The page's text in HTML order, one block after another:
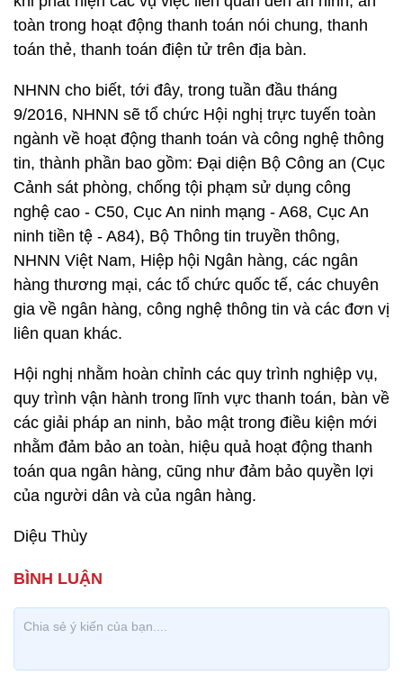
toàn trong hoạt động thanh toán nói chung, thanh
toán thẻ, thanh toán điện tử trên địa bàn.
NHNN cho biết, tới đây, trong tuần đầu tháng
9/2016, NHNN sẽ tổ chức Hội nghị trực tuyến toàn
ngành về hoạt động thanh toán và công nghệ thông
tin, thành phần bao gồm: Đại diện Bộ Công an (Cục
Cảnh sát phòng, chống tội phạm sử dụng công
nghệ cao - C50, Cục An ninh mạng - A68, Cục An
ninh tiền tệ - A84), Bộ Thông tin truyền thông,
NHNN Việt Nam, Hiệp hội Ngân hàng, các ngân
hàng thương mại, các tổ chức quốc tế, các chuyên
gia về ngân hàng, công nghệ thông tin và các đơn vị
liên quan khác.
Hội nghị nhằm hoàn chỉnh các quy trình nghiệp vụ,
quy trình vận hành trong lĩnh vực thanh toán, bàn về
các giải pháp an ninh, bảo mật trong điều kiện mới
nhằm đảm bảo an toàn, hiệu quả hoạt động thanh
toán qua ngân hàng, cũng như đảm bảo quyền lợi
của người dân và của ngân hàng.
Diệu Thùy